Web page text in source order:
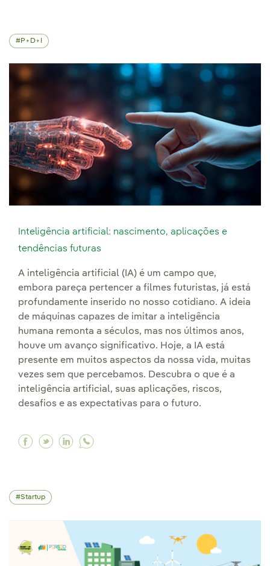
P+D+I
Inteligência artificial: nascimento, aplicações e
tendências futuras
A inteligência artificial (IA) é um campo que,
embora pareça pertencer a filmes futuristas, já está
profundamente inserido no nosso cotidiano. A ideia
de máquinas capazes de imitar a inteligência
humana remonta a séculos, mas nos últimos anos,
houve um avanço significativo. Hoje, a IA está
presente em muitos aspectos da nossa vida, muitas
vezes sem que percebamos. Descubra o que é a
inteligência artificial, suas aplicações, riscos,
desafios e as expectativas para o futuro.
Facebook Inteligência artificial: nascimento,
Twitter Inteligência artificial: nascimento,
Linkedin Inteligência artificial:
Startup